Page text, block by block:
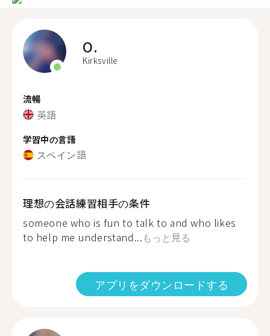
O.
Kirksville
流暢
英語
学習中の言語
スペイン語
理想の会話練習相手の条件
someone who is fun to talk to and who likes
to help me understand...もっと見る
アプリをダウンロードする